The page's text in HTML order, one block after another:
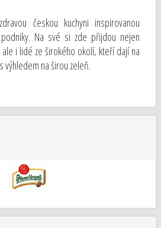
českou kuchyni inspirovanou
podniky. Na své si zde přijdou nejen
i lidé ze širokého okolí, kteří dají na
výhledem na širou zeleň.